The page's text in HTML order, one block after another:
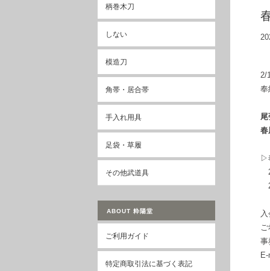
2/
奉
春
▷
事
柄巻木刀
しない
模造刀
角帯・居合帯
手入れ用具
足袋・草履
その他武道具
ABOUT 粋陽堂
ご利用ガイド
特定商取引法に基づく表記